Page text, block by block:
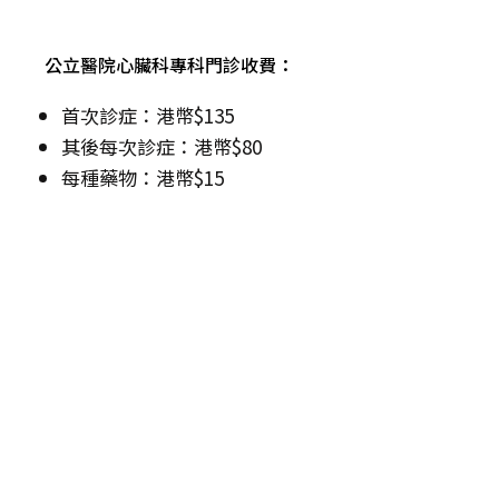
公立醫院心臟科專科門診收費：
首次診症：港幣$135
其後每次診症：港幣$80
每種藥物：港幣$15